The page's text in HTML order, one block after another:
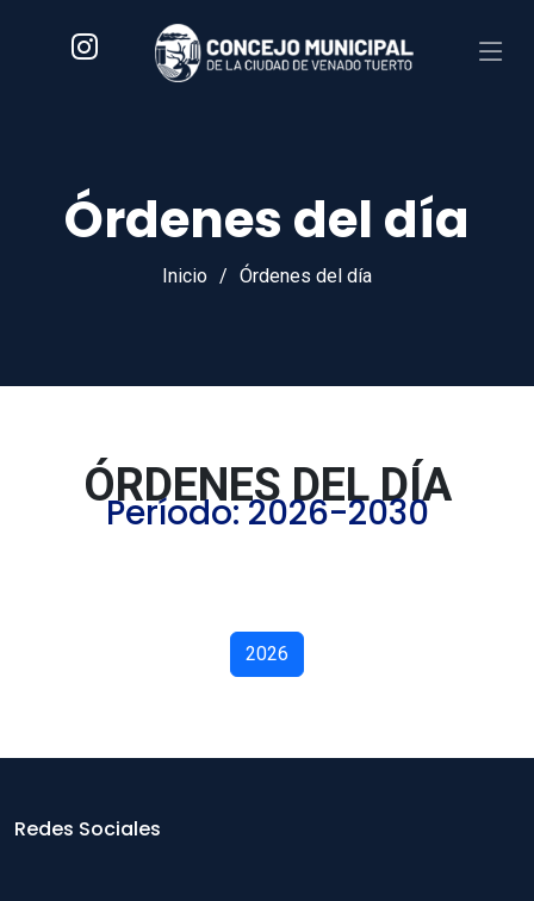
Órdenes del día
Inicio Órdenes del día
ÓRDENES DEL DÍA
Período: 2026-2030
2026
Redes Sociales